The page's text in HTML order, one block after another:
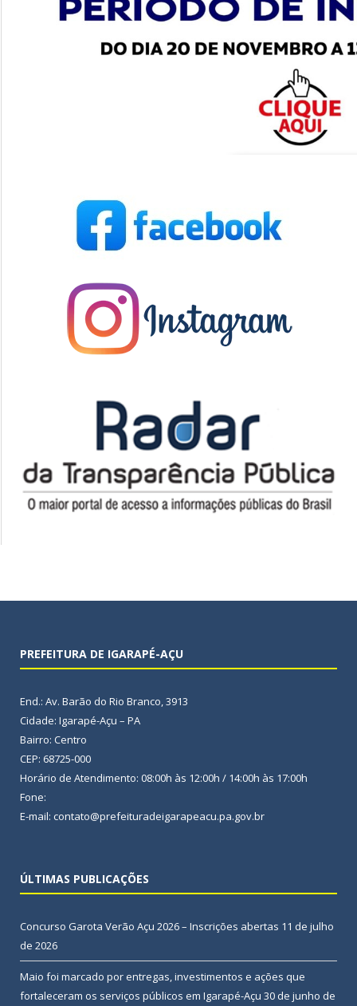
PREFEITURA DE IGARAPÉ-AÇU
End.: Av. Barão do Rio Branco, 3913
Cidade: Igarapé-Açu – PA
Bairro: Centro
CEP: 68725-000
Horário de Atendimento: 08:00h às 12:00h / 14:00h às 17:00h
Fone:
E-mail: contato@prefeituradeigarapeacu.pa.gov.br
ÚLTIMAS PUBLICAÇÕES
Concurso Garota Verão Açu 2026 – Inscrições abertas 11 de julho
de 2026
Maio foi marcado por entregas, investimentos e ações que
fortaleceram os serviços públicos em Igarapé-Açu 30 de junho de